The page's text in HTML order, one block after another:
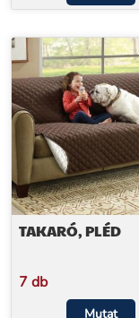
TAKARÓ, PLÉD
7 db
Mutat